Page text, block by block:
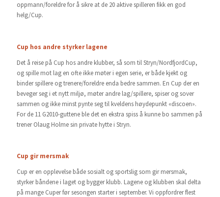
oppmann/foreldre for å sikre at de 20 aktive spilleren fikk en god
helg/Cup.
Cup hos andre styrker lagene
Det å reise på Cup hos andre klubber, så som til Stryn/NordfjordCup,
og spille mot lag en ofte ikke møter i egen serie, er både kjekt og
binder spillere og trenere/foreldre enda bedre sammen. En Cup der en
beveger seg i et nytt miljø, møter andre lag/spillere, spiser og sover
sammen og ikke minst pynte seg til kveldens høydepunkt «discoen».
For de 11 G2010-guttene ble det en ekstra spiss å kunne bo sammen på
trener Olaug Holme sin private hytte i Stryn.
Cup gir mersmak
Cup er en opplevelse både sosialt og sportslig som gir mersmak,
styrker båndene i laget og bygger klubb. Lagene og klubben skal delta
på mange Cuper før sesongen starter i september. Vi oppfordrer flest